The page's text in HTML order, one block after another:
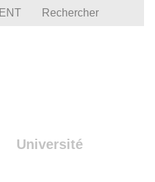
ENT Rechercher
Université